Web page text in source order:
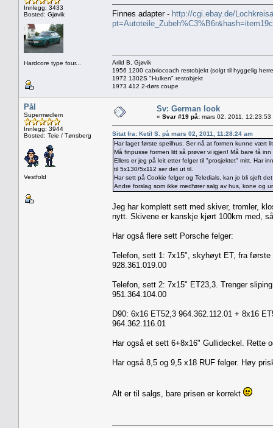
Innlegg: 3433
Bosted: Gjøvik
Hardcore type four...
Finnes adapter - http://cgi.ebay.de/
Arild B, Gjøvik
1956 1200 cabriocoach restobjekt (solgt til hyggelig
1972 1302S "Hulken" restobjekt
1973 412 2-dørs coupe
Pål
Supermedlem
Innlegg: 3944
Bosted: Teie / Tønsberg
Vestfold
Sv: German look
« Svar #19 på: mars 02, 2011, 12:23:53
Sitat fra: Ketil S. på mars 02, 2011, 11:28:24 am
Har laget første speilhus. Ser nå at formen kunne vært
Må finpusse formen litt så prøver vi igjen! Må bare få
Ellers er jeg på leit etter felger til "prosjektet" mitt. Har
til 5x130/5x112 ser det ut til.
Har sett på Cookie felger og Teledials, kan jo bli sjeft
Andre forslag som ikke medfører salg av hus, kone og
Jeg har komplett sett med skiver, tromler,
nytt. Skivene er kanskje kjørt 100km med,
Har også flere sett Porsche felger:
Telefon, sett 1: 7x15", skyhøyt ET, fra første
928.361.019.00
Telefon, sett 2: 7x15" ET23,3. Trenger
951.364.104.00
D90: 6x16 ET52,3 964.362.112.01 + 8x16
964.362.116.01
Har også et sett 6+8x16" Gullideckel. Rette
Har også 8,5 og 9,5 x18 RUF felger. Høy
Alt er til salgs, bare prisen er korrekt